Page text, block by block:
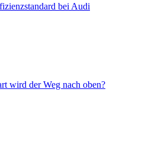
bei Audi
wird der Weg nach oben?